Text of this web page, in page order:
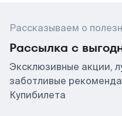
Рассказываем о
Рассылка с
Эксклюзивные акции,
заботливые
Купибилета